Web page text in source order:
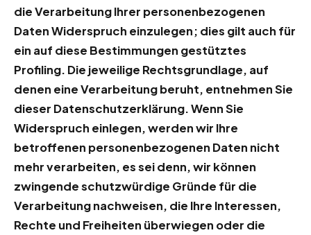
die Verarbeitung Ihrer personenbezogenen
Daten Widerspruch einzulegen; dies gilt auch für
ein auf diese Bestimmungen gestütztes
Profiling. Die jeweilige Rechtsgrundlage, auf
denen eine Verarbeitung beruht, entnehmen Sie
dieser Datenschutzerklärung. Wenn Sie
Widerspruch einlegen, werden wir Ihre
betroffenen personenbezogenen Daten nicht
mehr verarbeiten, es sei denn, wir können
zwingende schutzwürdige Gründe für die
Verarbeitung nachweisen, die Ihre Interessen,
Rechte und Freiheiten überwiegen oder die